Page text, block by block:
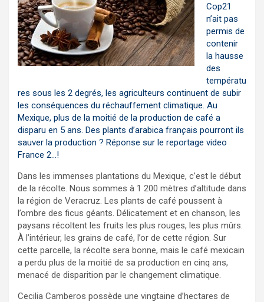
Cop21
n’ait pas
permis de
contenir
la hausse
des
températu
res sous les 2 degrés, les agriculteurs continuent de subir
les conséquences du réchauffement climatique. Au
Mexique, plus de la moitié de la production de café a
disparu en 5 ans. Des plants d’arabica français pourront ils
sauver la production ? Réponse sur le reportage video
France 2…!
Dans les immenses plantations du Mexique, c’est le début
de la récolte. Nous sommes à 1 200 mètres d’altitude dans
la région de Veracruz. Les plants de café poussent à
l’ombre des ficus géants. Délicatement et en chanson, les
paysans récoltent les fruits les plus rouges, les plus mûrs.
À l’intérieur, les grains de café, l’or de cette région. Sur
cette parcelle, la récolte sera bonne, mais le café mexicain
a perdu plus de la moitié de sa production en cinq ans,
menacé de disparition par le changement climatique.
Cecilia Camberos possède une vingtaine d’hectares de